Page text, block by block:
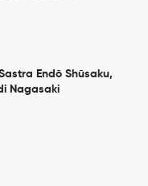
Endō Shūsaku,
Nagasaki